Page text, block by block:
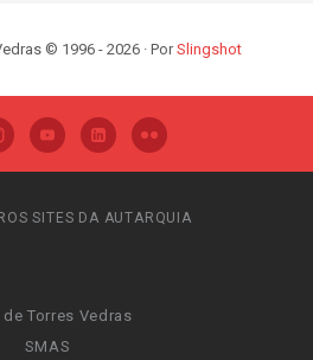
© 1996 - 2026 · PorSlingshot
SITES DA AUTARQUIA
de Torres Vedras
SMAS